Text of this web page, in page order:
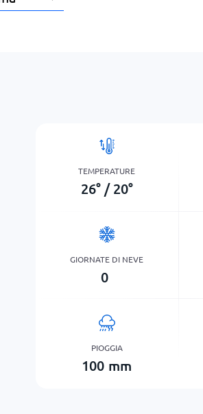
TEMPERATURE
26° / 20°
GIORNATE DI NEVE
0
PIOGGIA
100 mm